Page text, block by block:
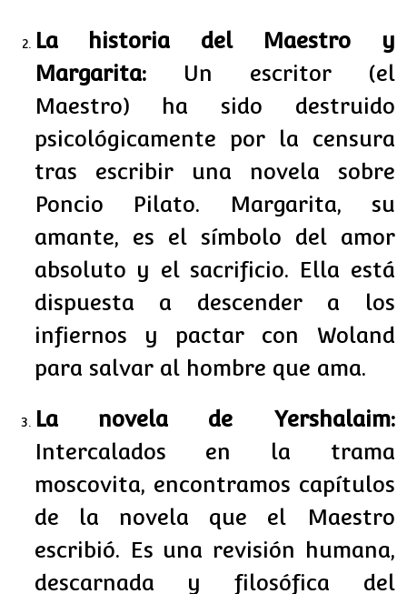
La historia del Maestro y
Margarita:Un escritor (el
Maestro) ha sido destruido
psicológicamente por la censura
tras escribir una novela sobre
Poncio Pilato. Margarita, su
amante, es el símbolo del amor
absoluto y el sacrificio. Ella está
dispuesta a descender a los
infiernos y pactar con Woland
para salvar al hombre que ama.
La novela de Yershalaim:
Intercalados en la trama
moscovita, encontramos capítulos
de la novela que el Maestro
escribió. Es una revisión humana,
descarnada y filosófica del